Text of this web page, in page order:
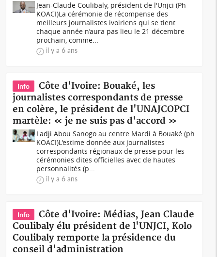
Jean-Claude Coulibaly, président de l'Unjci (Ph
KOACI)La cérémonie de récompense des
meilleurs journalistes ivoiriens qui se tient
chaque année n’aura pas lieu le 21 décembre
prochain, comme...
il y a 6 ans
Info
Côte d'Ivoire: Bouaké, les
journalistes correspondants de presse
en colère, le président de l'UNAJCOPCI
martèle: « je ne suis pas d'accord »
Ladji Abou Sanogo au centre Mardi à Bouaké (ph
KOACI)L'estime donnée aux journalistes
correspondants régionaux de presse pour les
cérémonies dites officielles avec de hautes
personnalités (p...
il y a 6 ans
Info
Côte d'Ivoire: Médias, Jean Claude
Coulibaly élu président de l'UNJCI, Kolo
Coulibaly remporte la présidence du
conseil d'administration